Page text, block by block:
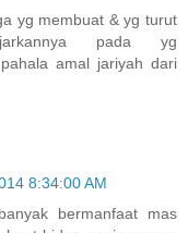
yg membuat & yg turut
pada yg
amal jariyah dari
8:34:00 AM
bermanfaat mas